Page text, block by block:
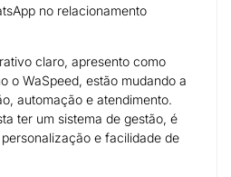
no relacionamento
claro, apresento como
o WaSpeed, estão mudando a
automação e atendimento.
ter um sistema de gestão, é
e facilidade de